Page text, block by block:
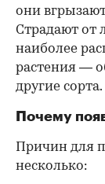
они
Страдают от
наиболее
растения —
другие сорта.
Почему
Причин для
несколько: